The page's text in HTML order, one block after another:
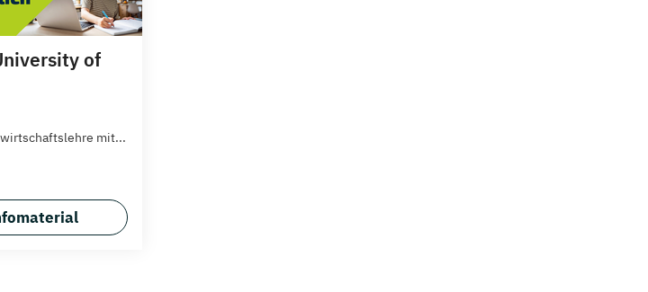
of
mit...